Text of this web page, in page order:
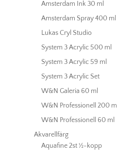
Amsterdam Ink 30 ml
Amsterdam Spray 400 ml
Lukas Cryl Studio
System 3 Acrylic 500 ml
System 3 Acrylic 59 ml
System 3 Acrylic Set
W&N Galeria 60 ml
W&N Professionell 200 ml
W&N Professionell 60 ml
Akvarellfärg
Aquafine 2st ½-kopp